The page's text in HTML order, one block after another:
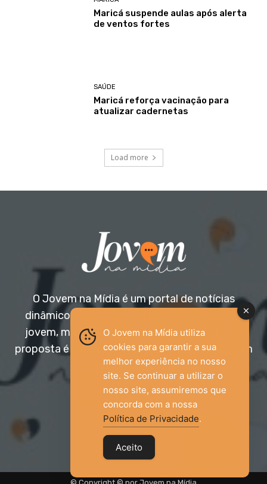
Maricá suspende aulas após alerta
de ventos fortes
SAÚDE
Maricá reforça vacinação para
atualizar cadernetas
Load more
O Jovem na Mídia é um portal de notícias
dinâmico e acessível, voltado para o público
jovem, mas aberto a todas as idades. Nossa
proposta é trazer informação relevante com um
olhar diferenciado.
Entre em contato:
jovemnamidia2017@gmail.com
O Jovem na Mídia utiliza
cookies para garantir a sua
melhor experiência no nosso
site. Se continuar a utilizar o
nosso site, assumiremos que
concorda com a nossa
Política de Privacidade.
Aceito